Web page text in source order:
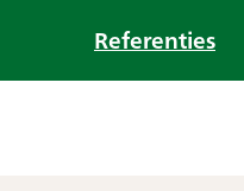
Referenties